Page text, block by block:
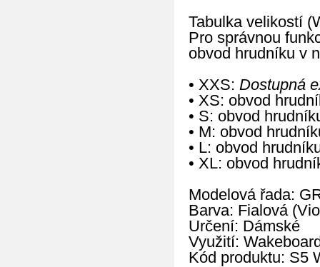
Tabulka velikostí
Pro správnou
obvod hrudníku v
• XXS: Dostupná
• XS: obvod
• S: obvod
• M: obvod
• L: obvod
• XL: obvod
Modelová řada:
Barva: Fialová
Určení: Dámské
Využití:
Kód produktu: S5